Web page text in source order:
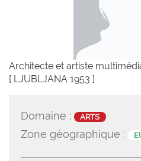
Architecte et artiste
[ LJUBLJANA 1953 ]
Domaine : ARTS
Zone géographique :